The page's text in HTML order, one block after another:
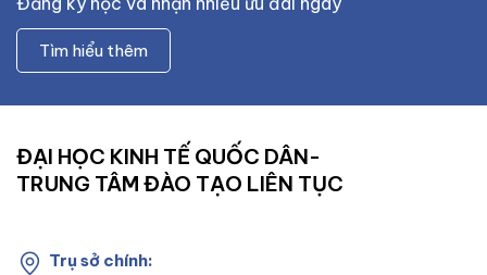
Tìm hiểu thêm
ĐẠI HỌC KINH TẾ QUỐC DÂN-
TRUNG TÂM ĐÀO TẠO LIÊN TỤC
Trụ sở chính: